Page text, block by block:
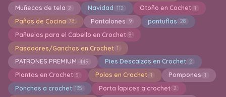
Muñecas de tela 2 Navidad 112 Otoño en Cochet 1
Paños de Cocina 78 Pantalones 9 pantuflas 28
Pañuelos para el Cabello en Crochet 8
Pasadores/Ganchos en Crochet 1
PATRONES PREMIUM 449 Pies Descalzos en Crochet 2
Plantas en Crochet 5 Polos en Crochet 1 Pompones 1
Ponchos a crochet 135 Porta lapices a crochet 2